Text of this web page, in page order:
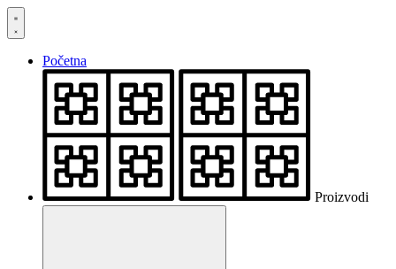
Skočite
na
Početna
Proizvodi